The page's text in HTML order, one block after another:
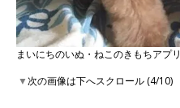
まいにちのいぬ・ねこのきもちアプリ
▼次の画像は下へスクロール (4/10)